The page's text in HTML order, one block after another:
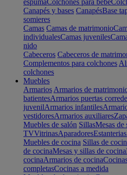
espumaColchones para bebé
Canapés y bases CanapésBase
somieres
Camas Camas de matrimonio
individualesCamas juveniles
nido
Cabeceros Cabeceros de
Complementos para colchones
colchones
Muebles
Armarios Armarios de
batientesArmarios puertas
juvenilArmarios infantiles
vestidoresArmarios auxiliares
Muebles de salón SillasMesas de
TVVitrinasAparadoresEstanterias
Muebles de cocina Sillas de
de cocinaMesas y sillas de cocina
cocinaArmarios de cocina
completasCocinas a medida